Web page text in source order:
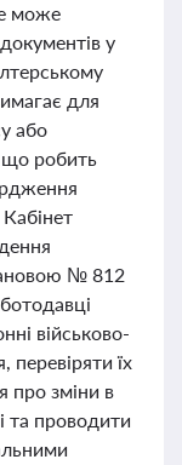
може
у
для
або
що робить
№ 812
військово-
перевіряти їх
про зміни в
та проводити